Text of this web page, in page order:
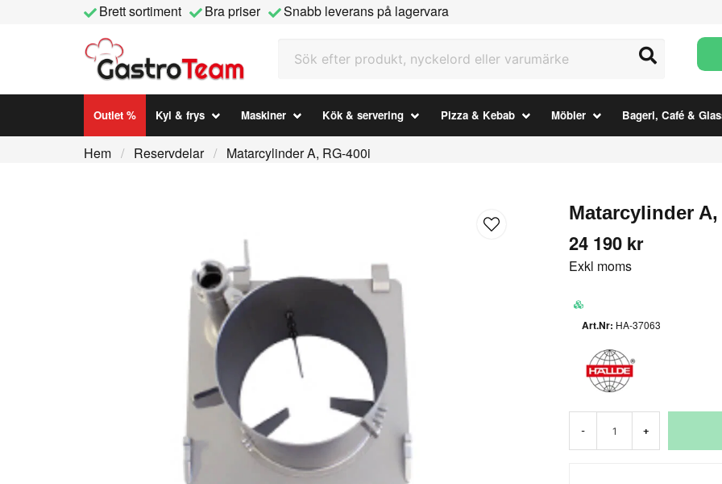
Brett sortiment Bra priser
Snabb leverans på lagervara
Outlet % Kyl & frys Maskiner Kök & servering Pizza & Kebab Möbler Bageri, Café &
Hem Reservdelar Matarcylinder A, RG-400i
Matarcylinder A,
24 190 kr
Exkl moms
HA-37063
- +